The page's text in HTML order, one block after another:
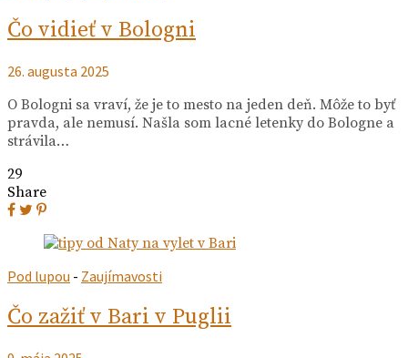
Čo vidieť v Bologni
26. augusta 2025
O Bologni sa vraví, že je to mesto na jeden deň. Môže to byť
pravda, ale nemusí. Našla som lacné letenky do Bologne a
strávila…
29
Share
Pod lupou - Zaujímavosti
Čo zažiť v Bari v Puglii